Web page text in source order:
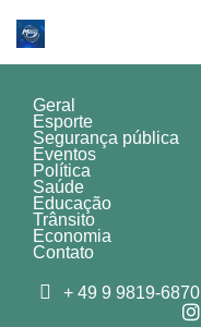
Geral
Esporte
Segurança pública
Eventos
Política
Saúde
Educação
Trânsito
Economia
Contato
+ 49 9 9819-6870